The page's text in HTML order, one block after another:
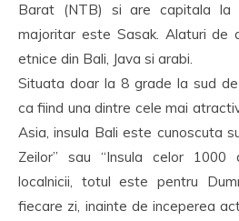
Barat (NTB) si are capitala la
majoritar este Sasak. Alaturi de
etnice din Bali, Java si arabi.
Situata doar la 8 grade la sud
ca fiind una dintre cele mai
Asia, insula Bali este cunoscuta
Zeilor” sau “Insula celor 1000
localnicii, totul este pentru
fiecare zi, inainte de inceperea